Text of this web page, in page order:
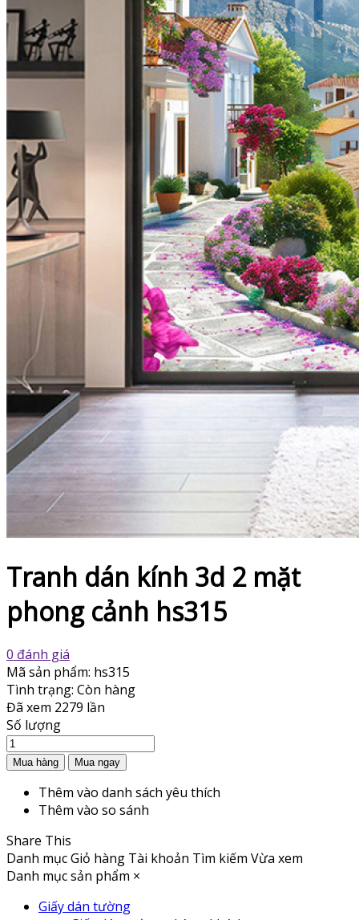
Tranh dán kính 3d 2 mặt
phong cảnh hs315
0 đánh giá
Mã sản phẩm: hs315
Tình trạng: Còn hàng
Đã xem 2279 lần
Số lượng
Thêm vào danh sách yêu thích
Thêm vào so sánh
Share This
Danh mụcGiỏ hàng Tài khoản Tìm kiếm Vừa xem
Danh mục sản phẩm ×
Giấy dán tường